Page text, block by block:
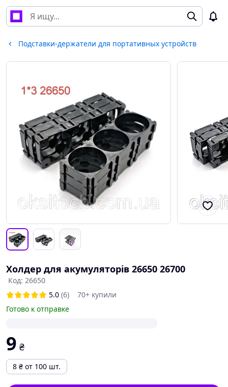
Подставки-держатели для портативных устройств
Холдер для акумуляторів 26650 26700
Код: 26650
5.0 (6)
70+ купили
Готово к отправке
9 ₴
8 ₴ от 100 шт.